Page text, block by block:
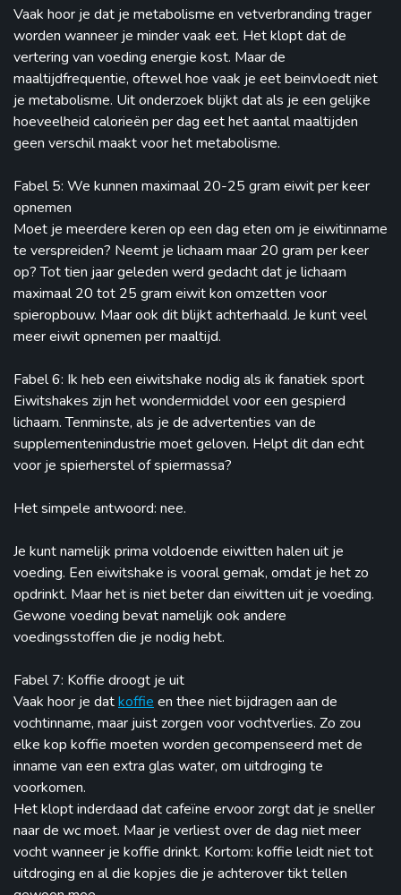
Vaak hoor je dat je metabolisme en vetverbranding trager
worden wanneer je minder vaak eet. Het klopt dat de
vertering van voeding energie kost. Maar de
maaltijdfrequentie, oftewel hoe vaak je eet beinvloedt niet
je metabolisme. Uit onderzoek blijkt dat als je een gelijke
hoeveelheid calorieën per dag eet het aantal maaltijden
geen verschil maakt voor het metabolisme.
Fabel 5: We kunnen maximaal 20-25 gram eiwit per keer
opnemen
Moet je meerdere keren op een dag eten om je eiwitinname
te verspreiden? Neemt je lichaam maar 20 gram per keer
op? Tot tien jaar geleden werd gedacht dat je lichaam
maximaal 20 tot 25 gram eiwit kon omzetten voor
spieropbouw. Maar ook dit blijkt achterhaald. Je kunt veel
meer eiwit opnemen per maaltijd.
Fabel 6: Ik heb een eiwitshake nodig als ik fanatiek sport
Eiwitshakes zijn het wondermiddel voor een gespierd
lichaam. Tenminste, als je de advertenties van de
supplementenindustrie moet geloven. Helpt dit dan echt
voor je spierherstel of spiermassa?
Het simpele antwoord: nee.
Je kunt namelijk prima voldoende eiwitten halen uit je
voeding. Een eiwitshake is vooral gemak, omdat je het zo
opdrinkt. Maar het is niet beter dan eiwitten uit je voeding.
Gewone voeding bevat namelijk ook andere
voedingsstoffen die je nodig hebt.
Fabel 7: Koffie droogt je uit
Vaak hoor je datkoffie en thee niet bijdragen aan de
vochtinname, maar juist zorgen voor vochtverlies. Zo zou
elke kop koffie moeten worden gecompenseerd met de
inname van een extra glas water, om uitdroging te
voorkomen.
Het klopt inderdaad dat cafeïne ervoor zorgt dat je sneller
naar de wc moet. Maar je verliest over de dag niet meer
vocht wanneer je koffie drinkt. Kortom: koffie leidt niet tot
uitdroging en al die kopjes die je achterover tikt tellen